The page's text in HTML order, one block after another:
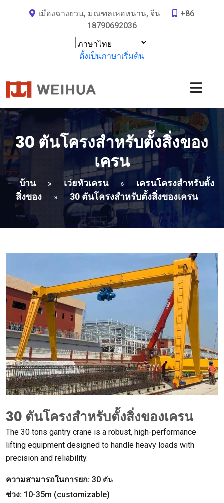
เมืองฉางยวน, มณฑลเหอหนาน, จีน
+86
18790692036
ตั้งเป็นภาษาเริ่มต้น
30 ตันโครงสำหรับตั้งสิ่งของ
เครน
บ้าน » เว่ยหัวเครน »
เครนโครงสำหรับตั้ง
สิ่งของ
» 30 ตันโครงสำหรับตั้งสิ่งของเครน
30 ตันโครงสำหรับตั้งสิ่งของเครน
The 30 tons gantry crane is a robust, high-performance
lifting equipment designed to handle heavy loads with
precision and reliability.
ความสามารถในการยก: 30 ตัน
ช่วง: 10-35m (customizable)